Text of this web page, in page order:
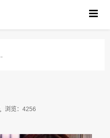
浏览：4256